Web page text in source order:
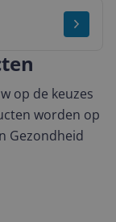
op de keuzes
worden op
Gezondheid